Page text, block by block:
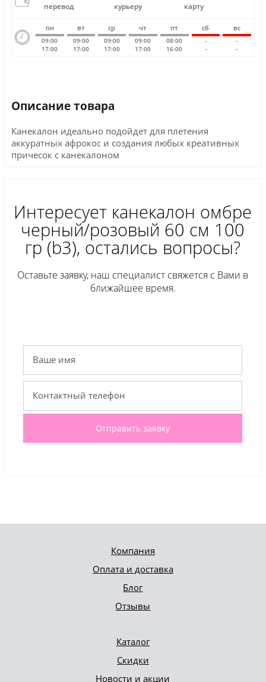
перевод
курьеру
карту
пн вт ср чт пт сб вс
09:00
17:00
09:00
17:00
09:00
17:00
09:00
17:00
08:00
16:00
-
-
-
-
Описание товара
Канекалон идеально подойдет для плетения
аккуратных афрокос и создания любых креативных
причесок с канекалоном
Интересует канекалон омбре
черный/розовый 60 см 100
гр (b3), остались вопросы?
Оставьте заявку, наш специалист свяжется с Вами в
ближайшее время.
Отправить заявку
Компания
Оплата и доставка
Блог
Отзывы
Каталог
Скидки
Новости и акции